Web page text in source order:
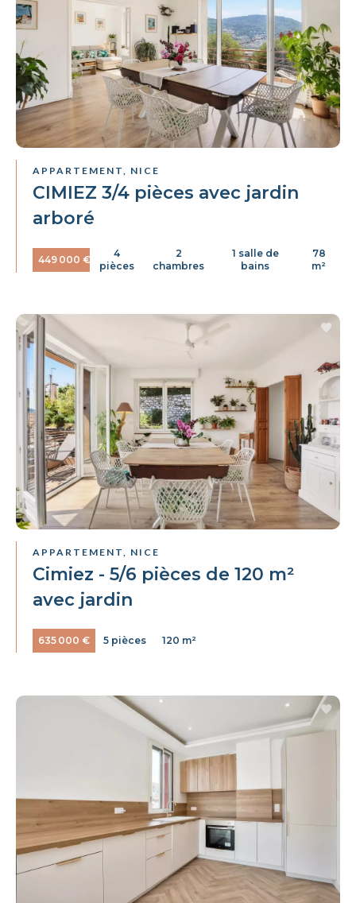
APPARTEMENT, NICE
CIMIEZ 3/4 pièces avec jardin
arboré
449 000 €
4
pièces
2
chambres
1 salle de
bains
78
m²
APPARTEMENT, NICE
Cimiez - 5/6 pièces de 120 m²
avec jardin
635 000 € 5 pièces 120 m²